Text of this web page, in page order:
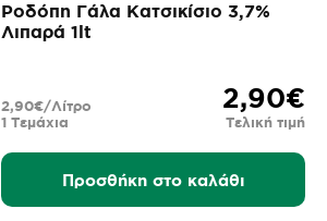
Ροδόπη Γάλα Κατσικίσιο 3,7%
Λιπαρά 1lt
2,90€
Τελική τιμή
1 Τεμάχια
2,90€/Λίτρο
Προσθήκη στο καλάθι